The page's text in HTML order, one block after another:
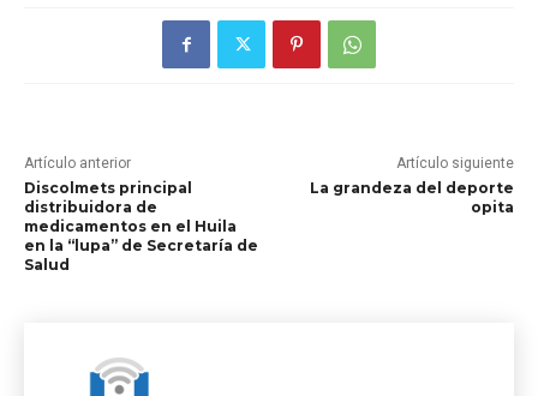
Artículo anterior
Discolmets principal
distribuidora de
medicamentos en el Huila
en la “lupa” de Secretaría de
Salud
Artículo siguiente
La grandeza del deporte
opita